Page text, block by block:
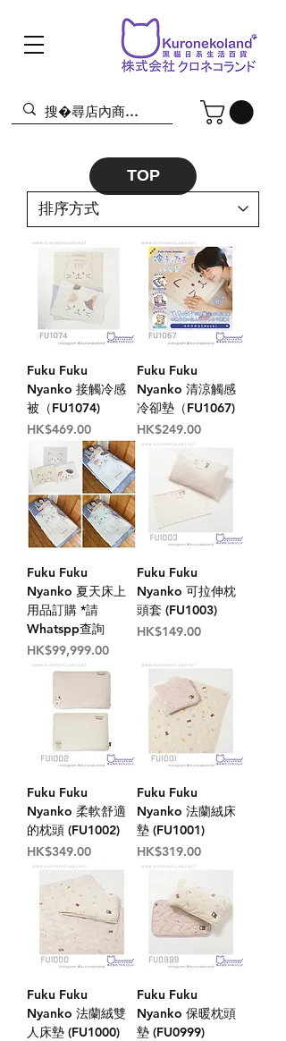
TOP
Fuku Fuku
Nyanko 接觸冷感
被（FU1074)
價格
HK$469.00
Fuku Fuku
Nyanko 清涼觸感
冷卻墊（FU1067)
價格
HK$249.00
Fuku Fuku
Nyanko 夏天床上
用品訂購 *請
Whatspp查詢
價格
HK$99,999.00
Fuku Fuku
Nyanko 可拉伸枕
頭套 (FU1003)
價格
HK$149.00
Fuku Fuku
Nyanko 柔軟舒適
的枕頭 (FU1002)
價格
HK$349.00
Fuku Fuku
Nyanko 法蘭絨床
墊 (FU1001)
價格
HK$319.00
Fuku Fuku
Nyanko 法蘭絨雙
人床墊 (FU1000)
Fuku Fuku
Nyanko 保暖枕頭
墊 (FU0999)